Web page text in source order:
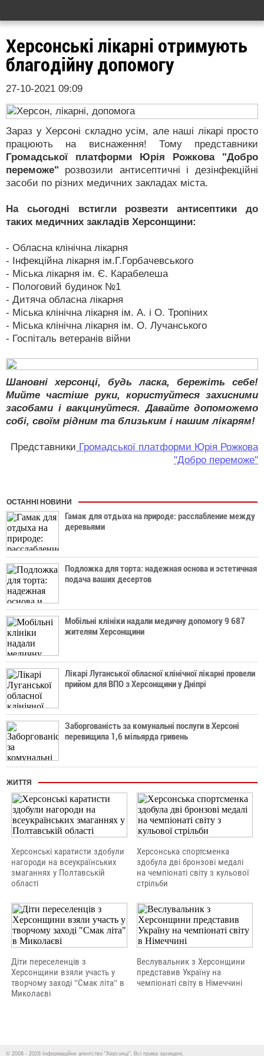
Херсонські лікарні отримують
благодійну допомогу
27-10-2021 09:09
Зараз у Херсоні складно усім, але наші лікарі просто
працюють на виснаження! Тому представники
Громадської платформи Юрія Рожкова "Добро
переможе" розвозили антисептичні і дезінфекційні
засоби по різних медичних закладах міста.
На сьогодні встигли розвезти антисептики до
таких медичних закладів Херсонщини:
- Обласна клінічна лікарня
- Інфекційна лікарня ім.Г.Горбачевського
- Міська лікарня ім. Є. Карабелеша
- Пологовий будинок №1
- Дитяча обласна лікарня
- Міська клінічна лікарня ім. А. і О. Тропіних
- Міська клінічна лікарня ім. О. Лучанського
- Госпіталь ветеранів війни
Шановні херсонці, будь ласка, бережіть себе!
Мийте частіше руки, користуйтеся захисними
засобами і вакцинуйтеся. Давайте допоможемо
собі, своїм рідним та близьким і нашим лікарям!
Представники Громадської платформи Юрія Рожкова
"Добро переможе"
ОСТАННІ НОВИНИ
Гамак для отдыха на природе: расслабление между
деревьями
Подложка для торта: надежная основа и эстетичная
подача ваших десертов
Мобільні клініки надали медичну допомогу 9 687
жителям Херсонщини
Лікарі Луганської обласної клінічної лікарні провели
прийом для ВПО з Херсонщини у Дніпрі
Заборгованість за комунальні послуги в Херсоні
перевищила 1,6 мільярда гривень
ЖИТТЯ
Херсонські каратисти здобули
нагороди на всеукраїнських
змаганнях у Полтавській
області
Херсонська спортсменка
здобула дві бронзові медалі
на чемпіонаті світу з кульової
стрільби
Діти переселенців з
Херсонщини взяли участь у
творчому заході "Смак літа" в
Миколаєві
Веслувальник з Херсонщини
представив Україну на
чемпіонаті світу в Німеччині
© 2008 - 2026 Інформаційне агентство "Херсонці". Всі права захищені.